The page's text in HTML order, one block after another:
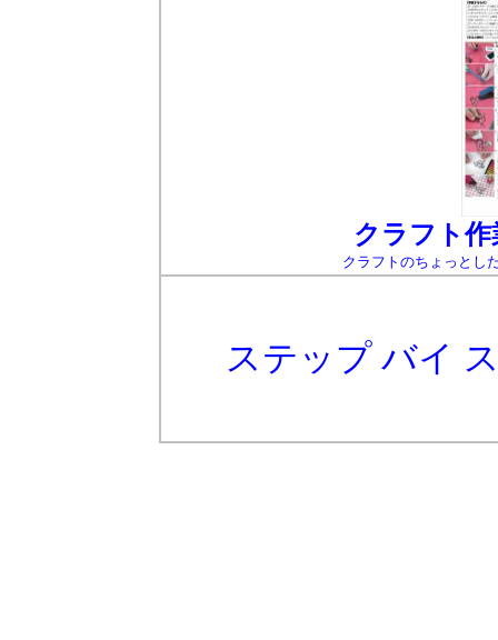
クラフト作
クラフトのちょっとし
ステップ バイ